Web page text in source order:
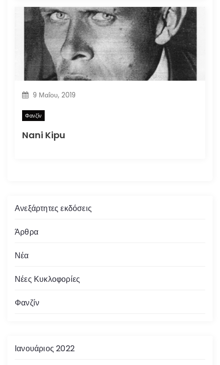
9 Μαΐου, 2019
Φανζίν
Nani Kipu
Ανεξάρτητες εκδόσεις
Άρθρα
Νέα
Νέες Κυκλοφορίες
Φανζίν
Ιανουάριος 2022